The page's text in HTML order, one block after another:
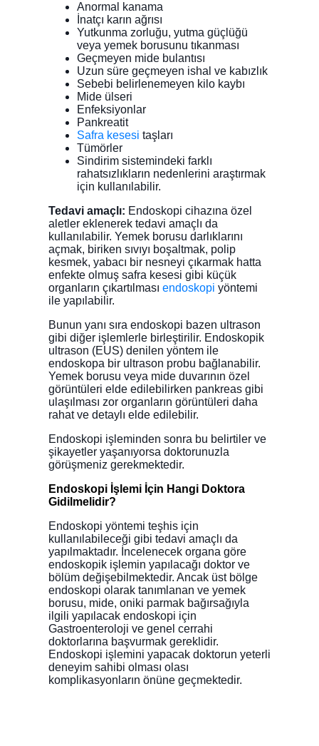
Anormal kanama
İnatçı karın ağrısı
Yutkunma zorluğu, yutma güçlüğü
veya yemek borusunu tıkanması
Geçmeyen mide bulantısı
Uzun süre geçmeyen ishal ve kabızlık
Sebebi belirlenemeyen kilo kaybı
Mide ülseri
Enfeksiyonlar
Pankreatit
Safra kesesi taşları
Tümörler
Sindirim sistemindeki farklı
rahatsızlıkların nedenlerini araştırmak
için kullanılabilir.
Tedavi amaçlı: Endoskopi cihazına özel
aletler eklenerek tedavi amaçlı da
kullanılabilir. Yemek borusu darlıklarını
açmak, biriken sıvıyı boşaltmak, polip
kesmek, yabacı bir nesneyi çıkarmak hatta
enfekte olmuş safra kesesi gibi küçük
organların çıkartılması endoskopi yöntemi
ile yapılabilir.
Bunun yanı sıra endoskopi bazen ultrason
gibi diğer işlemlerle birleştirilir. Endoskopik
ultrason (EUS) denilen yöntem ile
endoskopa bir ultrason probu bağlanabilir.
Yemek borusu veya mide duvarının özel
görüntüleri elde edilebilirken pankreas gibi
ulaşılması zor organların görüntüleri daha
rahat ve detaylı elde edilebilir.
Endoskopi işleminden sonra bu belirtiler ve
şikayetler yaşanıyorsa doktorunuzla
görüşmeniz gerekmektedir.
Endoskopi İşlemi İçin Hangi Doktora
Gidilmelidir?
Endoskopi yöntemi teşhis için
kullanılabileceği gibi tedavi amaçlı da
yapılmaktadır. İncelenecek organa göre
endoskopik işlemin yapılacağı doktor ve
bölüm değişebilmektedir. Ancak üst bölge
endoskopi olarak tanımlanan ve yemek
borusu, mide, oniki parmak bağırsağıyla
ilgili yapılacak endoskopi için
Gastroenteroloji ve genel cerrahi
doktorlarına başvurmak gereklidir.
Endoskopi işlemini yapacak doktorun yeterli
deneyim sahibi olması olası
komplikasyonların önüne geçmektedir.